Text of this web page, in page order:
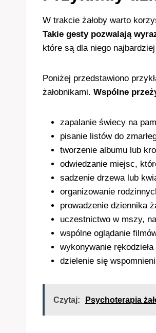
W trakcie żałoby warto
Takie gesty pozwalają
które są dla niego
Poniżej przedstawiono
żałobnikami. Wspólne
zapalanie świecy na
pisanie listów do
tworzenie albumu lub
odwiedzanie miejsc,
sadzenie drzewa lub
organizowanie
prowadzenie dziennika
uczestnictwo w mszy,
wspólne oglądanie
wykonywanie
dzielenie się
Czytaj: Psychoterapia